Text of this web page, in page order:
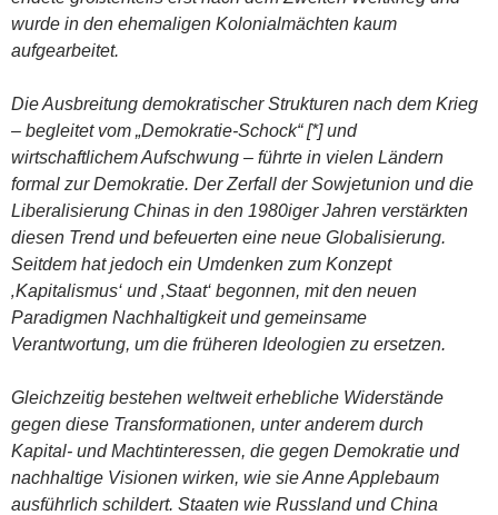
wurde in den ehemaligen Kolonialmächten kaum
aufgearbeitet.
Die Ausbreitung demokratischer Strukturen nach dem Krieg
– begleitet vom „Demokratie-Schock“ [*] und
wirtschaftlichem Aufschwung – führte in vielen Ländern
formal zur Demokratie. Der Zerfall der Sowjetunion und die
Liberalisierung Chinas in den 1980iger Jahren verstärkten
diesen Trend und befeuerten eine neue Globalisierung.
Seitdem hat jedoch ein Umdenken zum Konzept
‚Kapitalismus‘ und ‚Staat‘ begonnen, mit den neuen
Paradigmen Nachhaltigkeit und gemeinsame
Verantwortung, um die früheren Ideologien zu ersetzen.
Gleichzeitig bestehen weltweit erhebliche Widerstände
gegen diese Transformationen, unter anderem durch
Kapital- und Machtinteressen, die gegen Demokratie und
nachhaltige Visionen wirken, wie sie Anne Applebaum
ausführlich schildert. Staaten wie Russland und China